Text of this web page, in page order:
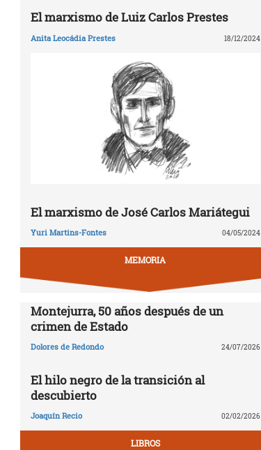
El marxismo de Luiz Carlos Prestes
Anita Leocádia Prestes 18/12/2024
El marxismo de José Carlos Mariátegui
Yuri Martins-Fontes 04/05/2024
MEMORIA
Montejurra, 50 años después de un
crimen de Estado
Dolores de Redondo 24/07/2026
El hilo negro de la transición al
descubierto
Joaquín Recio 02/02/2026
LIBROS